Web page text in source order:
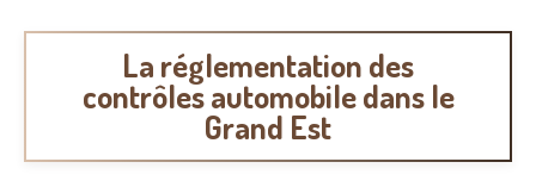
La réglementation des
contrôles automobile dans le
Grand Est